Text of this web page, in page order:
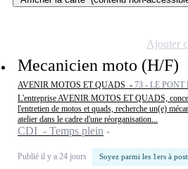
Mecanicien moto (H/F)
AVENIR MOTOS ET QUADS - 73 - LE
L'entreprise AVENIR MOTOS ET QUADS,
l'entretien de motos et quads, recherche un(e)
atelier dans le cadre d'une réorganisation...
CDI - Temps plein
Publié il y a 24 jours Soyez parmi les 1ers à
Ajouter